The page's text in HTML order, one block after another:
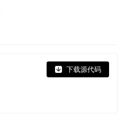
下载源代码